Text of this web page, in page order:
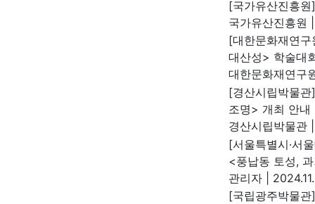
[국가유산진흥
국가유산진흥원
[대한문화재연
대산성> 학술대
대한문화재연구
[경산시립박물
조명> 개최 안내
경산시립박물관
[서울특별시·서
<풍납동 토성,
관리자
[국립광주박물관